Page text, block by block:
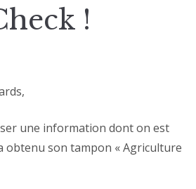
!
une information dont on est
obtenu son tampon « Agriculture